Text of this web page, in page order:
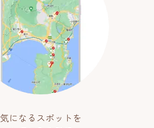
気になるスポットを